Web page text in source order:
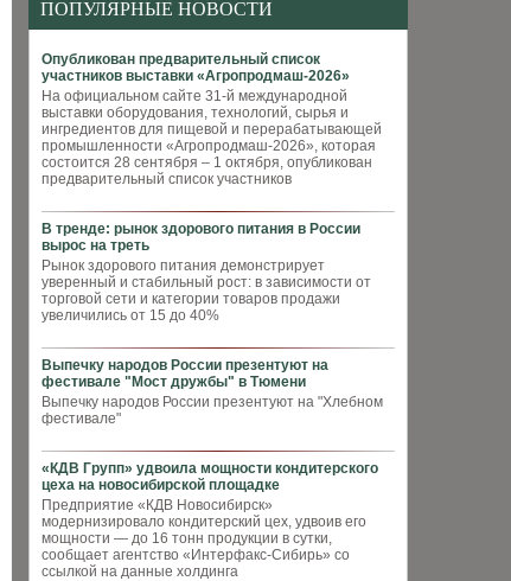
ПОПУЛЯРНЫЕ НОВОСТИ
Опубликован предварительный список
участников выставки «Агропродмаш-2026»
На официальном сайте 31-й международной
выставки оборудования, технологий, сырья и
ингредиентов для пищевой и перерабатывающей
промышленности «Агропродмаш-2026», которая
состоится 28 сентября – 1 октября, опубликован
предварительный список участников
В тренде: рынок здорового питания в России
вырос на треть
Рынок здорового питания демонстрирует
уверенный и стабильный рост: в зависимости от
торговой сети и категории товаров продажи
увеличились от 15 до 40%
Выпечку народов России презентуют на
фестивале "Мост дружбы" в Тюмени
Выпечку народов России презентуют на "Хлебном
фестивале"
«КДВ Групп» удвоила мощности кондитерского
цеха на новосибирской площадке
Предприятие «КДВ Новосибирск»
модернизировало кондитерский цех, удвоив его
мощности — до 16 тонн продукции в сутки,
сообщает агентство «Интерфакс-Сибирь» со
ссылкой на данные холдинга